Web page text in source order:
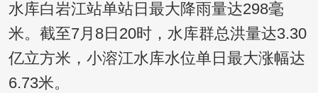
水库白岩江站单站日最大降雨量达298毫
米。截至7月8日20时，水库群总洪量达3.30
亿立方米，小溶江水库水位单日最大涨幅达
6.73米。